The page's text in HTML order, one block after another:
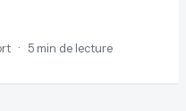
· 5 min de lecture